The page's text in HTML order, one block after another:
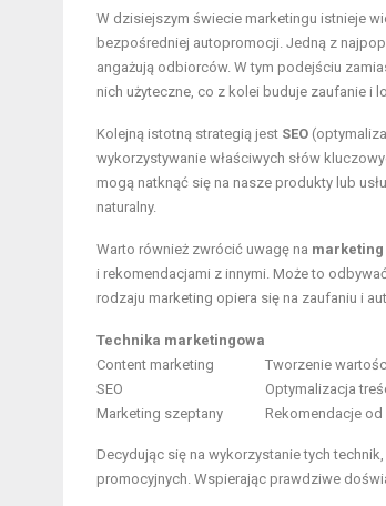
W dzisiejszym świecie marketingu istnieje
bezpośredniej autopromocji. Jedną z
angażują odbiorców. W tym podejściu
nich użyteczne, co z kolei buduje zaufanie i
Kolejną istotną strategią jest SEO
wykorzystywanie właściwych słów
mogą natknąć się na nasze produkty lub
naturalny.
Warto również zwrócić uwagę na
i rekomendacjami z innymi. Może to
rodzaju marketing opiera się na zaufaniu i
Technika marketingowa
Content marketing
Tworzenie
SEO
Optymalizacja
Marketing szeptany
Rekomendacje
Decydując się na wykorzystanie tych
promocyjnych. Wspierając prawdziwe